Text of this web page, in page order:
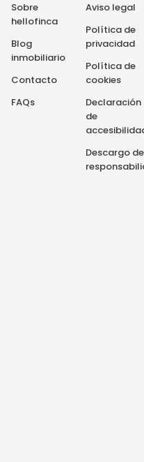
Sobre
hellofinca
Blog
inmobiliario
Contacto
FAQs
Aviso legal
Política de
privacidad
Política de
cookies
Declaración
de
Descargo de